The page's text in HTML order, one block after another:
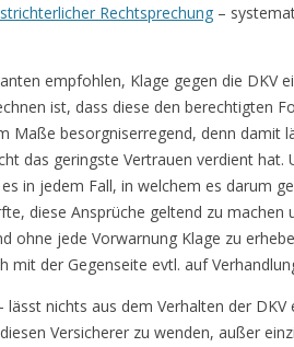
Rechtsprechung –
empfohlen, Klage gegen die DKV
ist, dass diese den berechtigten
Maße besorgniserregend, denn damit
das geringste Vertrauen verdient hat.
in jedem Fall, in welchem es darum
diese Ansprüche geltend zu machen
ohne jede Vorwarnung Klage zu
mit der Gegenseite evtl. auf
nichts aus dem Verhalten der DKV
Versicherer zu wenden, außer